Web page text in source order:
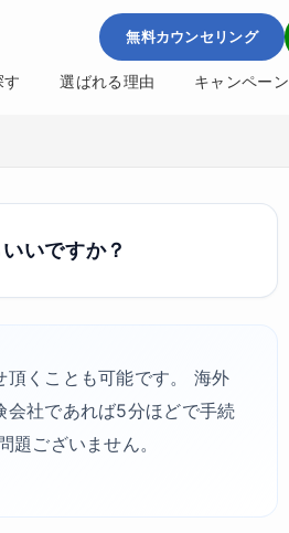
無料カウンセリング
す 選ばれる理由 キャンペーン
いですか？
くことも可能です。 海外
社であれば5分ほどで手続
ございません。